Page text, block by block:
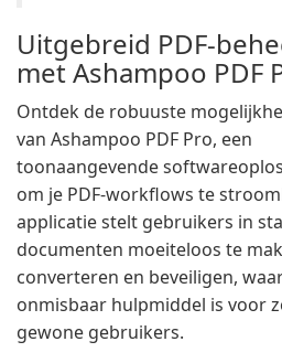
Uitgebreid PDF-
met Ashampoo PDF
Ontdek de robuuste
van Ashampoo PDF Pro, een
toonaangevende
om je PDF-workflows te
applicatie stelt gebruikers in
documenten moeiteloos te
converteren en beveiligen,
onmisbaar hulpmiddel is voor
gewone gebruikers.